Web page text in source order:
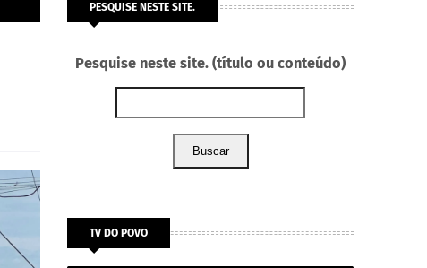
PESQUISE NESTE SITE.
Pesquise neste site. (título ou conteúdo)
Buscar
TV DO POVO